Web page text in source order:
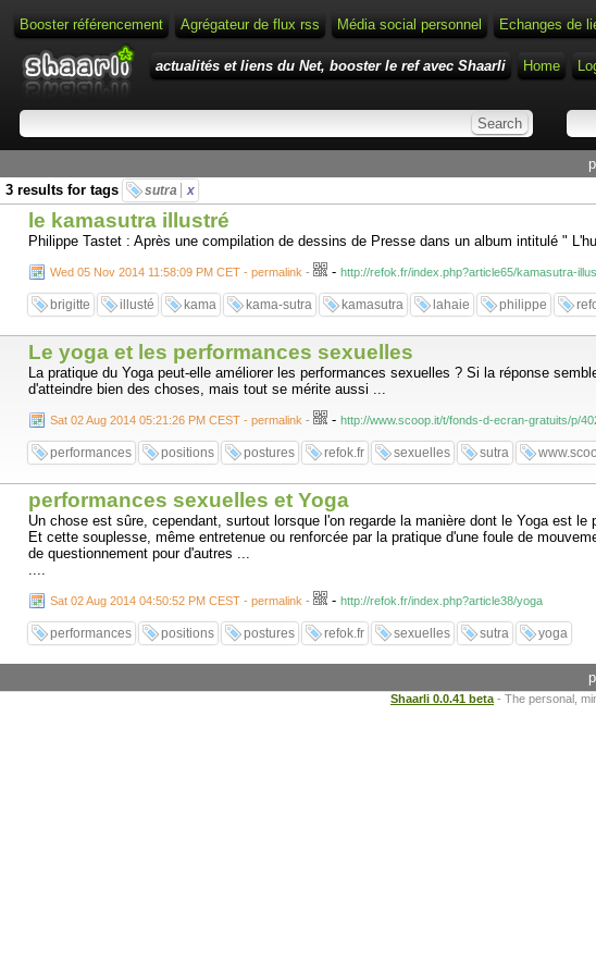
Booster référencement Agrégateur de flux rss Média social personnel Echanges de
actualités et liens du Net, booster le ref avec Shaarli Home
3 results for tags
sutra x
le kamasutra illustré
Philippe Tastet : Après une compilation de dessins de Presse dans un album intitulé "
Wed 05 Nov 2014 11:58:09 PM CET - permalink - - http://refok.fr/index.php?article65/kamasutra-
brigitte illusté kama kama-sutra kamasutra lahaie philippe
Le yoga et les performances sexuelles
La pratique du Yoga peut-elle améliorer les performances sexuelles ? Si la réponse
d'atteindre bien des choses, mais tout se mérite aussi ...
Sat 02 Aug 2014 05:21:26 PM CEST - permalink - - http://www.scoop.it/t/fonds-d-ecran-gratuits/p/
performances positions postures refok.fr sexuelles sutra
performances sexuelles et Yoga
Un chose est sûre, cependant, surtout lorsque l'on regarde la manière dont le Yoga est
Et cette souplesse, même entretenue ou renforcée par la pratique d'une foule de
de questionnement pour d'autres ...
....
Sat 02 Aug 2014 04:50:52 PM CEST - permalink - - http://refok.fr/index.php?article38/yoga
performances positions postures refok.fr sexuelles sutra yoga
Shaarli 0.0.41 beta - The personal,